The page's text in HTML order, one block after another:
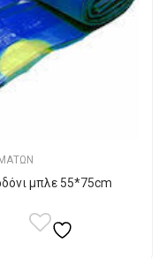
μπλε 55*75cm